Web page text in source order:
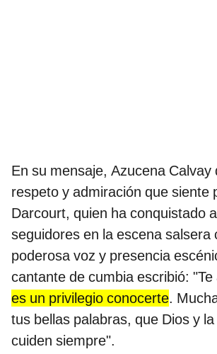
En su mensaje, Azucena Calvay
respeto y admiración que siente
Darcourt, quien ha conquistado
seguidores en la escena salsera
poderosa voz y presencia
cantante de cumbia escribió: "Te
es un privilegio conocerte.
tus bellas palabras, que Dios y
cuiden siempre".